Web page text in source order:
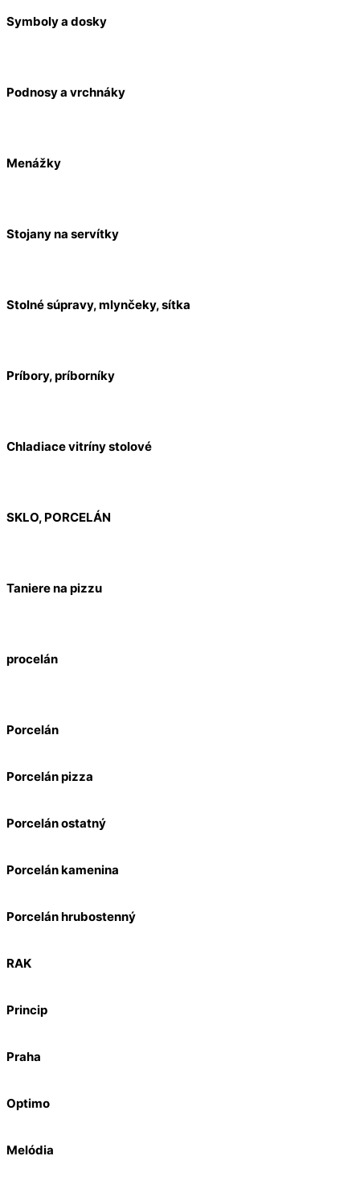
Symboly a dosky
Podnosy a vrchnáky
Menážky
Stojany na servítky
Stolné súpravy, mlynčeky, sítka
Príbory, príborníky
Chladiace vitríny stolové
SKLO, PORCELÁN
Taniere na pizzu
procelán
Porcelán
Porcelán pizza
Porcelán ostatný
Porcelán kamenina
Porcelán hrubostenný
RAK
Princip
Praha
Optimo
Melódia